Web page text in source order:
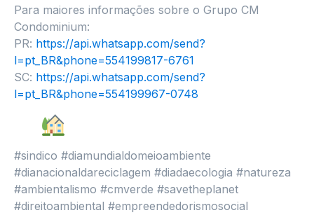
Para maiores informações sobre o Grupo CM
Condominium:
PR: https://api.whatsapp.com/send?
l=pt_BR&phone=554199817-6761
SC: https://api.whatsapp.com/send?
l=pt_BR&phone=554199967-0748
#sindico #diamundialdomeioambiente
#dianacionaldareciclagem #diadaecologia #natureza
#ambientalismo #cmverde #savetheplanet
#direitoambiental #empreendedorismosocial